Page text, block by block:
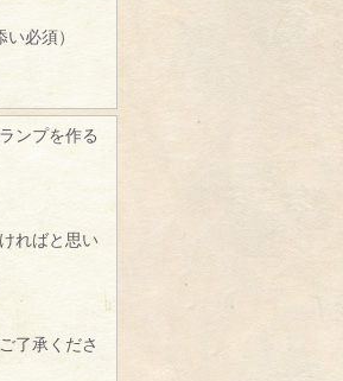
必須）
ンプを作る
ればと思い
了承くださ